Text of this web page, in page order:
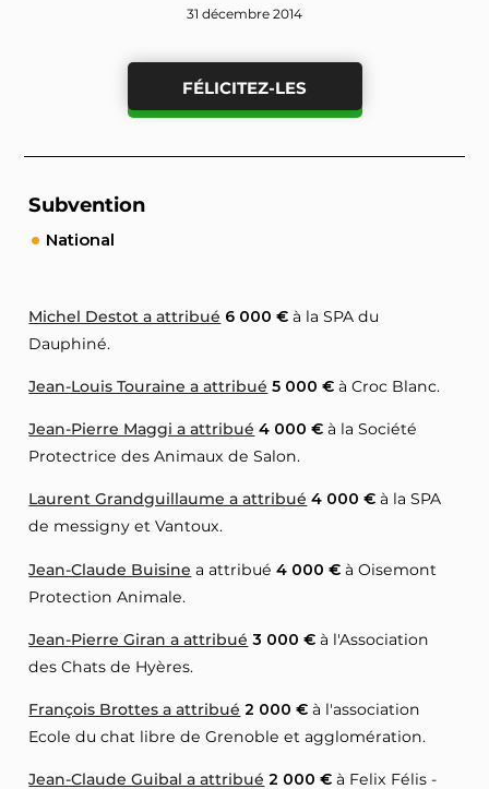
31 décembre 2014
FÉLICITEZ-LES
Subvention
National
Michel Destot a attribué 6 000 € à la SPA du
Dauphiné.
Jean-Louis Touraine a attribué 5 000 € à Croc Blanc.
Jean-Pierre Maggi a attribué 4 000 € à la Société
Protectrice des Animaux de Salon.
Laurent Grandguillaume a attribué 4 000 € à la SPA
de messigny et Vantoux.
Jean-Claude Buisine a attribué4 000 € à Oisemont
Protection Animale.
Jean-Pierre Giran a attribué 3 000 € à l'Association
des Chats de Hyères.
François Brottes a attribué 2 000 € à l'association
Ecole du chat libre de Grenoble et agglomération.
Jean-Claude Guibal a attribué 2 000 € à Felix Félis -